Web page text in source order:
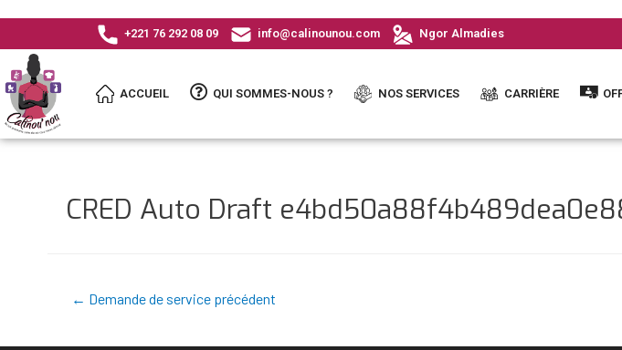
+221 76 292 08 09 info@calinounou.com Ngor Almadies
ACCUEIL QUI SOMMES-NOUS ? NOS SERVICES CARRIÈRE
CRED Auto Draft
← Demande de service précédent